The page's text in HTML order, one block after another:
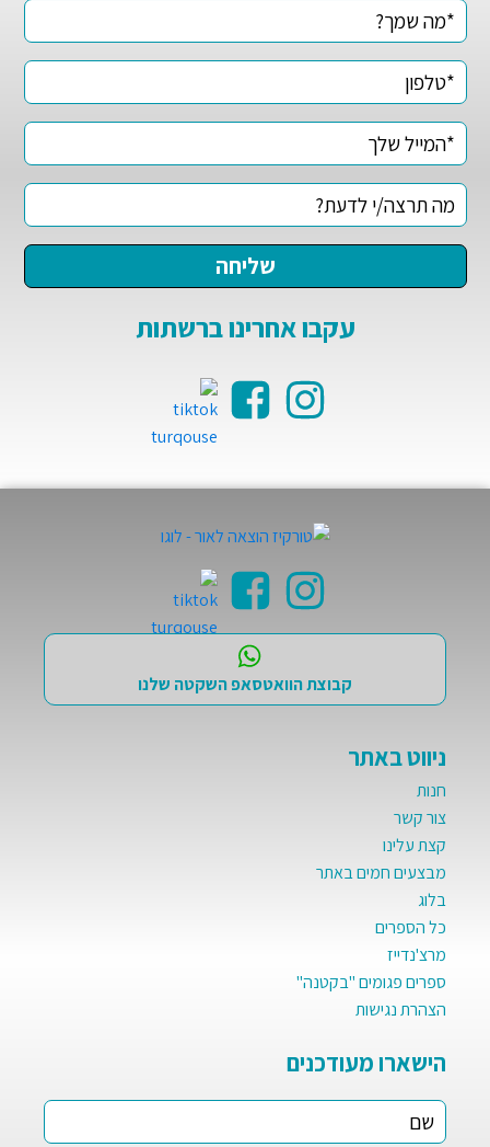
עקבו אחרינו ברשתות
קבוצת הוואטסאפ השקטה שלנו
ניווט באתר
חנות
צור קשר
קצת עלינו
מבצעים חמים באתר
בלוג
כל הספרים
מרצ'נדייז
ספרים פגומים "בקטנה"
הצהרת נגישות
הישארו מעודכנים